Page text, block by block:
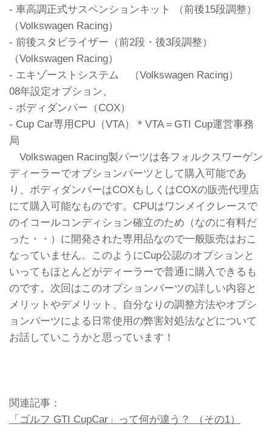
- 車高調正式サスペンションキット （前後15段調整）
（Volkswagen Racing）
- 前後スタビライザー（前2段・後3段調整）
（Volkswagen Racing）
- エキゾーストシステム （Volkswagen Racing）
08年設定オプション、
- ボディダンパー（COX）
- Cup Car専用CPU（VTA）＊VTA＝GTI Cup運営事務
局
Volkswagen Racing製パーツは各フォルクスワーゲン
ディーラーでオプションパーツとして購入可能であ
り、ボディダンパーはCOXもしくはCOXの販売代理店
にて購入可能なものです。CPUはワンメイクレースで
のイコールコンディション確立のため（なのに有料だ
った・・）に開発された専用品なので一般販売はおこ
なっていません。このようにCup公認のオプションと
いってもほとんどがディーラーで普通に購入できるも
のです。次回はこのオプションパーツの詳しい内容と
メリットやデメリット、自分なりの調整方法やオプシ
ョンパーツによる日常使用の弊害対処法などについて
お話していこうかと思っています！
関連記事：
「ゴルフ GTI CupCar」って何が違う？ （その1）